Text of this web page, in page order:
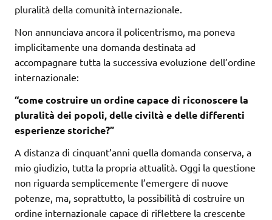
pluralità della comunità internazionale.
Non annunciava ancora il policentrismo, ma poneva
implicitamente una domanda destinata ad
accompagnare tutta la successiva evoluzione dell’ordine
internazionale:
“come costruire un ordine capace di riconoscere la
pluralità dei popoli, delle civiltà e delle differenti
esperienze storiche?”
A distanza di cinquant’anni quella domanda conserva, a
mio giudizio, tutta la propria attualità. Oggi la questione
non riguarda semplicemente l’emergere di nuove
potenze, ma, soprattutto, la possibilità di costruire un
ordine internazionale capace di riflettere la crescente